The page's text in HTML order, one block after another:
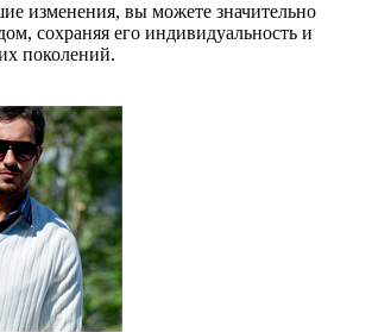
изменения, вы можете значительно
сохраняя его индивидуальность и
поколений.